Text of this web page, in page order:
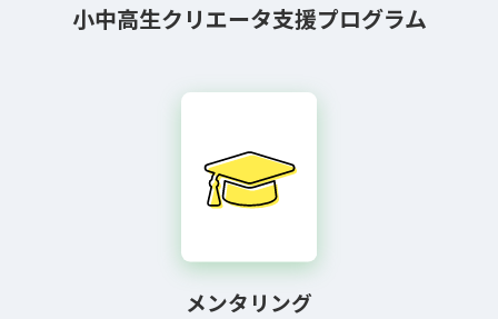
小中高生クリエータ支援プログラム
メンタリング